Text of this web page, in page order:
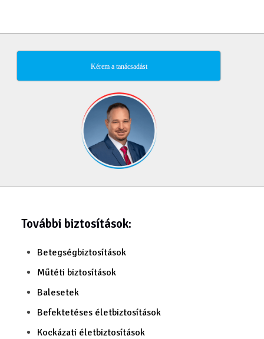
Kérem a tanácsadást
További biztosítások:
Betegségbiztosítások
Műtéti biztosítások
Balesetek
Befektetéses életbiztosítások
Kockázati életbiztosítások